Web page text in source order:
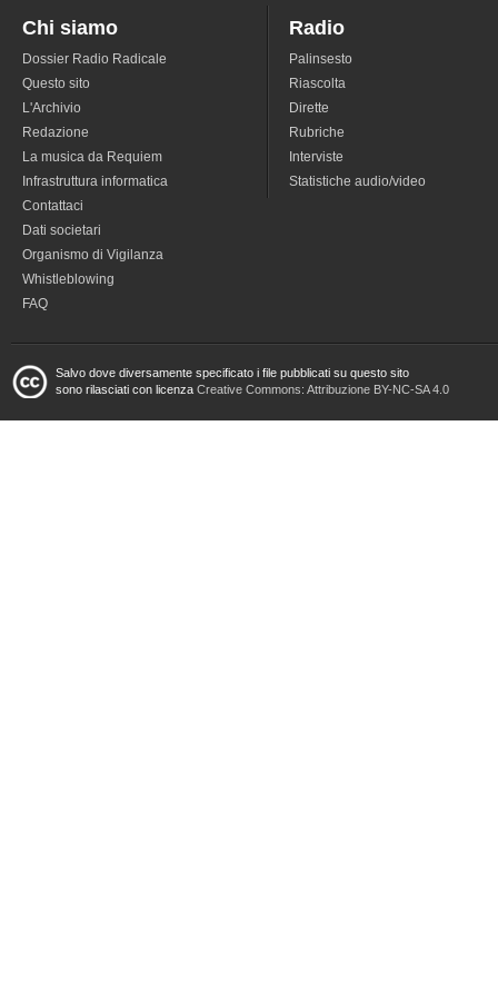
Chi siamo
Dossier Radio Radicale
Questo sito
L'Archivio
Redazione
La musica da Requiem
Infrastruttura informatica
Contattaci
Dati societari
Organismo di Vigilanza
Whistleblowing
FAQ
Radio
Palinsesto
Riascolta
Dirette
Rubriche
Interviste
Statistiche audio/video
Salvo dove diversamente specificato i file pubblicati su questo sito
sono rilasciati con licenza Creative Commons: Attribuzione BY-NC-SA 4.0